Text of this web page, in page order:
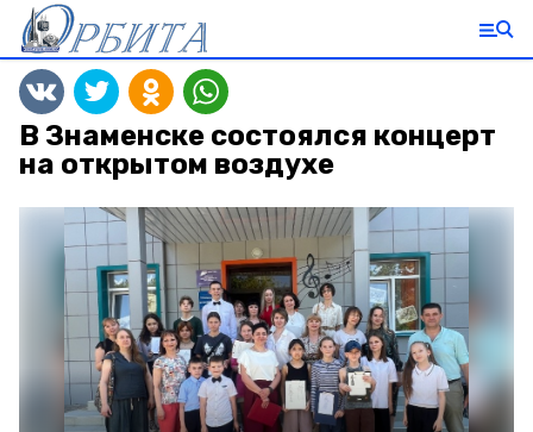
В Знаменске состоялся концерт
на открытом воздухе